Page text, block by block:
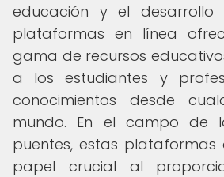
educación y el desarrollo
plataformas en línea
gama de recursos
a los estudiantes y
conocimientos desde
mundo. En el campo de
puentes, estas plataformas
papel crucial al